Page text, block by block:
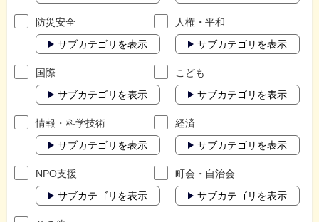
防災安全
サブカテゴリを表示
人権・平和
サブカテゴリを表示
国際
サブカテゴリを表示
こども
サブカテゴリを表示
情報・科学技術
サブカテゴリを表示
経済
サブカテゴリを表示
NPO支援
サブカテゴリを表示
町会・自治会
サブカテゴリを表示